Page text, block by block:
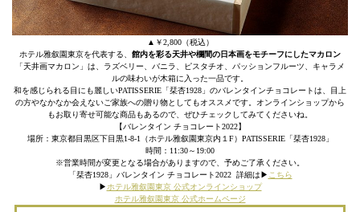
▲￥2,800（税込）
ホテル雅叙園東京を代表する、 館内を彩る天井や欄間の日本画をモチーフにしたマカロン
「天井画マカロン」は、ラズベリー、バニラ、ピスタチオ、パッションフルーツ、キャラメ
ルの味わいが木箱に入った一品です。
和を感じられる目にも麗しいPATISSERIE「栞杏1928」のバレンタインチョコレートは、目上
の方やなかなか会えないご家族への贈り物としてもオススメです。オンラインショップから
もお取り寄せ可能な商品もあるので、ぜひチェックしてみてくださいね。
【バレンタイン チョコレート2022】
場所：東京都目黒区下目黒1-8-1（ホテル雅叙園東京内１F）PATISSERIE「栞杏1928」
時間：11:30～19:00
※営業時間が変更となる場合がありますので、予めご了承ください。
「栞杏1928」バレンタイン チョコレート2022 詳細は▶︎ こちら
▶︎ ホテル雅叙園東京 公式オンラインショップ
ホテル雅叙園東京 公式ホームページ